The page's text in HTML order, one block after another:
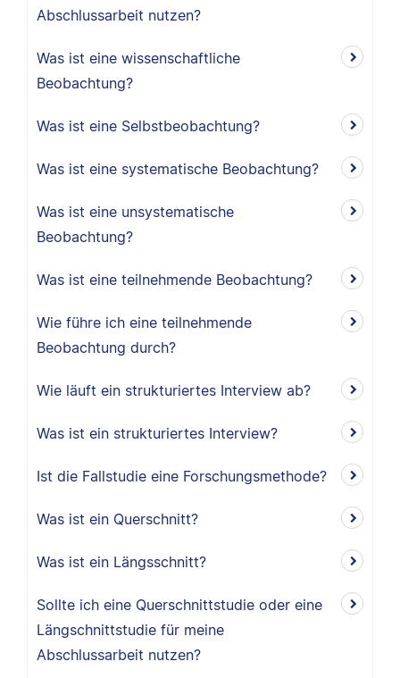
Abschlussarbeit nutzen?
Was ist eine wissenschaftliche
Beobachtung?
Was ist eine Selbstbeobachtung?
Was ist eine systematische Beobachtung?
Was ist eine unsystematische
Beobachtung?
Was ist eine teilnehmende Beobachtung?
Wie führe ich eine teilnehmende
Beobachtung durch?
Wie läuft ein strukturiertes Interview ab?
Was ist ein strukturiertes Interview?
Ist die Fallstudie eine Forschungsmethode?
Was ist ein Querschnitt?
Was ist ein Längsschnitt?
Sollte ich eine Querschnittstudie oder eine
Längschnittstudie für meine
Abschlussarbeit nutzen?